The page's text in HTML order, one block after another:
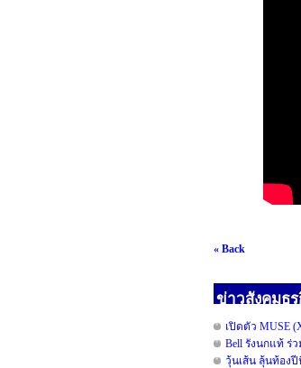
« Back
ข่าวสังคมธุร
เปิดตัว MUSE
Bell รังนกแท้ ร่ว
วุ้นเส้น ลุ้นท้อง